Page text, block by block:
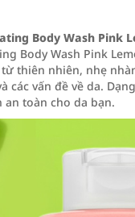
Body Wash
Body Wash Pink
thiên nhiên, nhẹ
các vấn đề về da.
toàn cho da bạn.